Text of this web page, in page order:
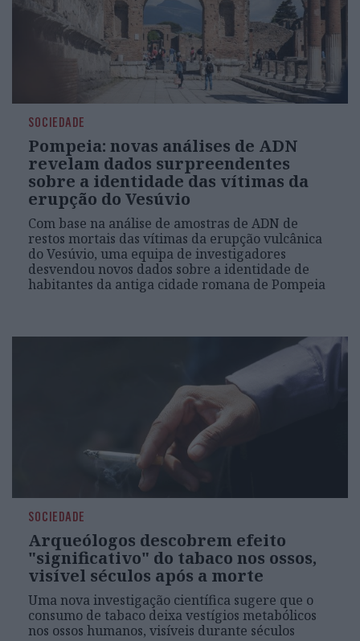
SOCIEDADE
Pompeia: novas análises de ADN
revelam dados surpreendentes
sobre a identidade das vítimas da
erupção do Vesúvio
Com base na análise de amostras de ADN de
restos mortais das vítimas da erupção vulcânica
do Vesúvio, uma equipa de investigadores
desvendou novos dados sobre a identidade de
habitantes da antiga cidade romana de Pompeia
SOCIEDADE
Arqueólogos descobrem efeito
"significativo" do tabaco nos ossos,
visível séculos após a morte
Uma nova investigação científica sugere que o
consumo de tabaco deixa vestígios metabólicos
nos ossos humanos, visíveis durante séculos